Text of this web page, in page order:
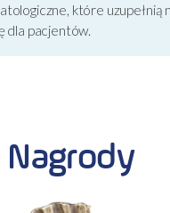
które uzupełnią
dla pacjentów.
Nagrody